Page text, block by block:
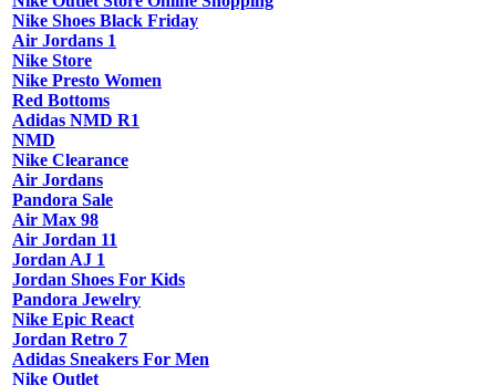
Nike Shoes Black Friday
Air Jordans 1
Nike Store
Nike Presto Women
Red Bottoms
Adidas NMD R1
NMD
Nike Clearance
Air Jordans
Pandora Sale
Air Max 98
Air Jordan 11
Jordan AJ 1
Jordan Shoes For Kids
Pandora Jewelry
Nike Epic React
Jordan Retro 7
Adidas Sneakers For Men
Nike Outlet